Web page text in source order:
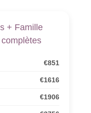
+ Famille
complètes
€851
€1616
€1906